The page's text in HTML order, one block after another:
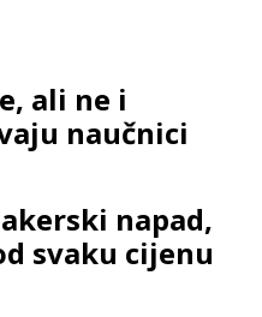
ali ne i
naučnici
napad,
svaku cijenu